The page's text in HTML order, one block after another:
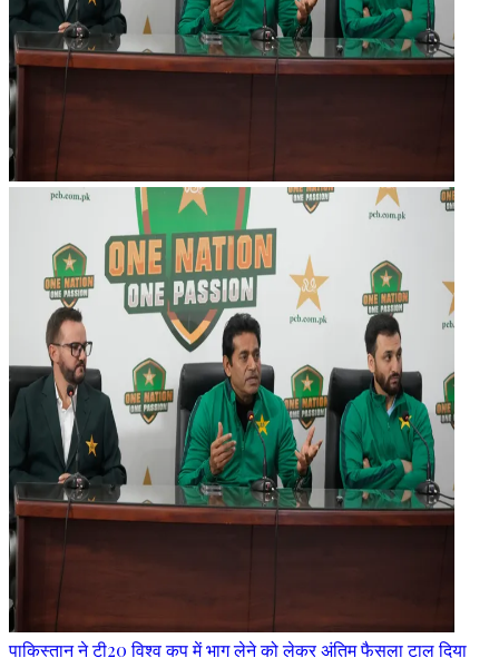
पाकिस्तान ने टी20 विश्व कप में भाग लेने को लेकर अंतिम फैसला टाल दिया